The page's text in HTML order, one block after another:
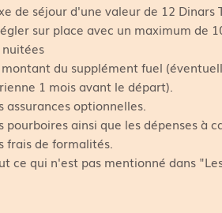
de séjour d'une valeur de 12
sur place avec un maximum de
nuitées
montant du supplément fuel
1 mois avant le départ).
assurances optionnelles.
pourboires ainsi que les dépenses à
frais de formalités.
ce qui n'est pas mentionné dans